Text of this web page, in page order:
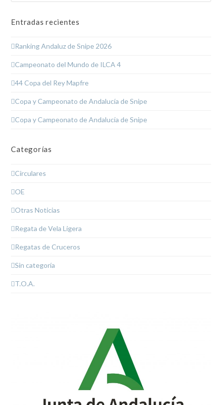
Entradas recientes
Ranking Andaluz de Snipe 2026
Campeonato del Mundo de ILCA 4
44 Copa del Rey Mapfre
Copa y Campeonato de Andalucía de Snipe
Copa y Campeonato de Andalucía de Snipe
Categorías
Circulares
OE
Otras Noticias
Regata de Vela Ligera
Regatas de Cruceros
Sin categoría
T.O.A.